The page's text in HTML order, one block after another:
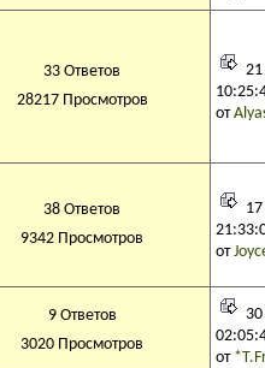
33 Ответов
28217 Просмотров
от
38 Ответов
9342 Просмотров
от
9 Ответов
3020 Просмотров
от